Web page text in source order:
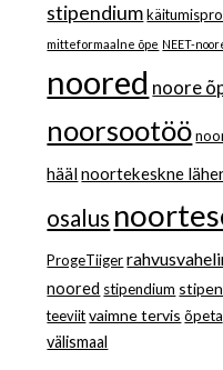
stipendium
mitteformaalne õpe NEET-
noored noore
noorsootöö
häälnoortekeskne
osalus
ProgeTiiger
noored stipendium
teeviit vaimne tervis
välismaal